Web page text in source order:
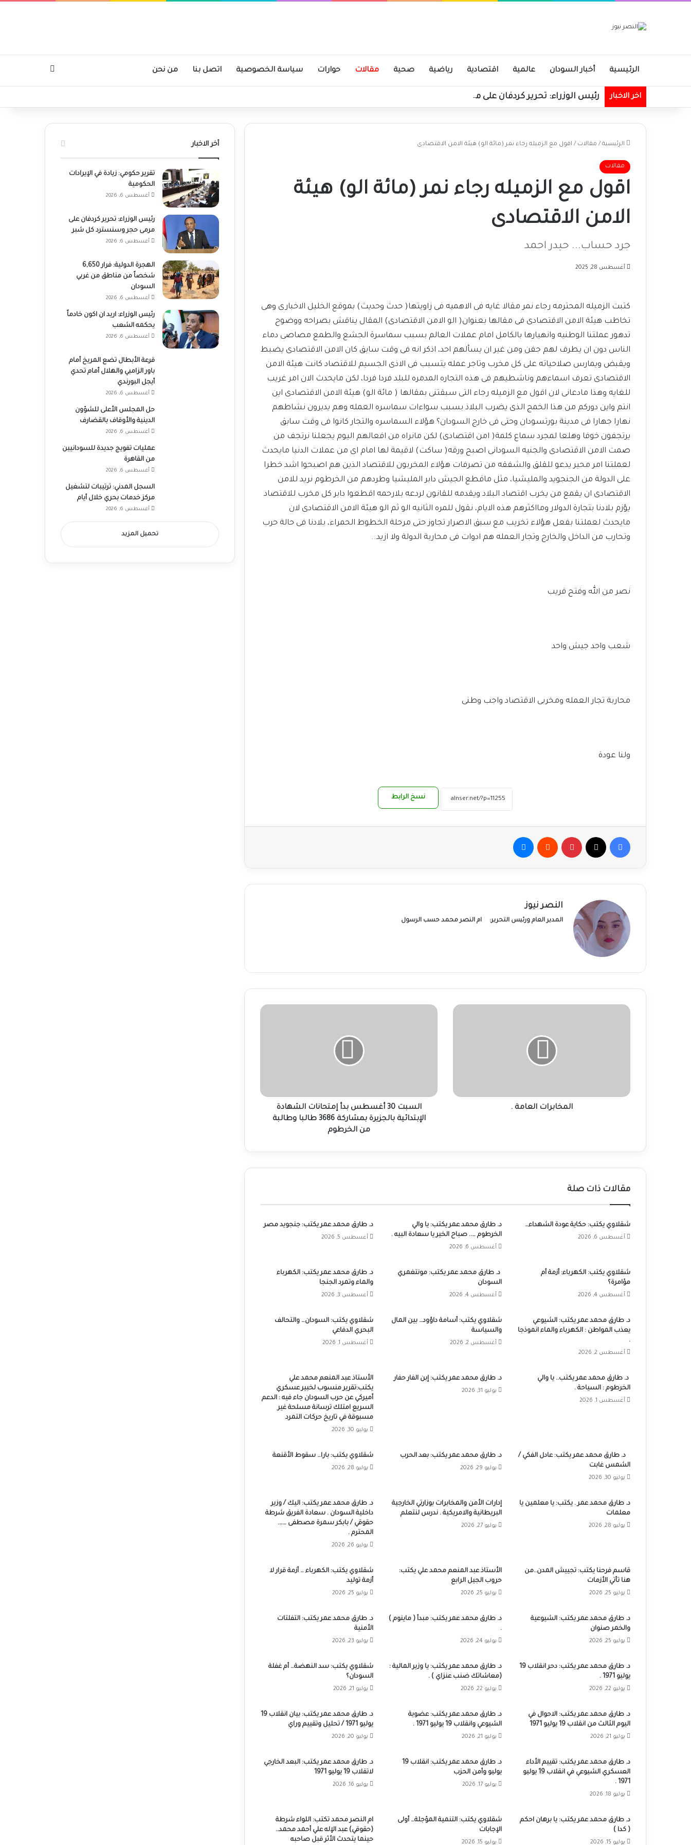
الرئيسية أخبار السودان عالمية اقتصادية رياضية صحية مقالات حوارات سياسة الخصوصية اتصل بنا من نحن
اخر الاخبار رئيس الوزراء: تحرير كردفان على مرمى حجر وسنسترد كل شبر
الرئيسية / مقالات / اقول مع الزميله رجاء نمر (مائة الو) هيئة الامن الاقتصادى
مقالات
اقول مع الزميله رجاء نمر (مائة الو) هيئة
الامن الاقتصادى
جرد حساب... حيدر احمد
أغسطس 28, 2025
كتبت الزميله المحترمه رجاء نمر مقالا غايه فى الاهميه فى زاويتها( حدث وحديث) بموقع الخليل الاخبارى وهى
تخاطب هيئة الامن الاقتصادى فى مقالها بعنوان( الو الامن الاقتصادى) المقال يناقش بصراحه ووضوح
تدهور عملتنا الوطنيه وانهيارها بالكامل امام عملات العالم بسبب سماسرة الجشع والطمع مصاصى دماء
الناس دون ان يطرف لهم جفن ومن غير ان يسألهم احد، اذكر انه فى وقت سابق كان الامن الاقتصادى يضبط
ويقبض ويمارس صلاحياته على كل مخرب وتاجر عمله يتسبب فى الاذى الجسيم للاقتصاد كانت هيئة الامن
الاقتصادى تعرف اسماءهم وناشطيهم فى هذه التجاره المدمره للبلد فردا فردا، لكن مايحدث الان امر غريب
للغايه وهذا مادعانى لان اقول مع الزميله رجاء التى سبقتنى بمقالها ( مائة الو) هيئة الامن الاقتصادى اين
انتم واين دوركم من هذا الخمج الذى يضرب البلاذ بسبب سواءات سماسره العمله وهم يديرون نشاطهم
نهارا جهارا فى مدينة بورتسودان وحتى فى خارج السودان؟ هؤلاء السماسره والتجار كانوا فى وقت سابق
يرتجفون خوفا وهلعا لمجرد سماع كلمة( امن اقتصادى) لكن مانراه من افعالهم اليوم يجعلنا نرتجف من
صمت الامن الاقتصادى والجنيه السودانى اصبح ورقه( ساكت) لاقيمة لها امام اى من عملات الدنيا مايحدث
لعملتنا امر محير يدعو للقلق والشفقه من تصرفات هؤلاء المخربون للاقتصاد الذين هم اصبحوا اشد خطرا
على الدولة من الجنجويد والمليشيا، مثل ماقطع الجيش دابر المليشيا وطردهم من الخرطوم نريد للامن
الاقتصادى ان يقمع من يخرب اقتصاد البلاد ويقدمه للقانون لردعه بلارحمه اقطعوا دابر كل مخرب للاقتصاد
يؤزم بلادنا بتجارة الدولار ومااكثرهم هذه الايام، نقول للمره الثانيه الو ثم الو هيئة الامن الاقتصادى لان
مايحدث لعملتنا بفعل هؤلاء تخريب مع سبق الاصرار تجاوز حتى مرحلة الخطوط الحمراء، بلادنا فى حالة حرب
وتحارب من الداخل والخارج وتجار العمله هم ادوات فى محاربة الدولة ولا ازيد..
نصر من الله وفتح قريب
شعب واحد جيش واحد
محاربة تجار العمله ومخربى الاقتصاد واجب وطنى
ولنا عودة
نسخ الرابط
فيسبوك بينتيريست
النصر نيوز
المدير العام ورئيس التحرير: ام النصر محمد حسب الرسول
المخابرات
المخابرات العامة .
السبت
بمشاركة
طالبا
السبت 30 أغسطس بدأ إمتحانات الشهادة
الإبتدائية بالجزيرة بمشاركة 3686 طالبا وطالبة
من الخرطوم
مقالات ذات صلة
شقلاوي يكتب: حكاية عودة الشهداء…
أغسطس 6, 2026
د. طارق محمد عمر يكتب: يا والي
الخرطوم ….. صباح الخير يا سعادة البيه .
أغسطس 6, 2026
د. طارق محمد عمر يكتب: جنجويد مصر
أغسطس 5, 2026
شقلاوي يكتب: الكهرباء: أزمة أم
مؤامرة؟
أغسطس 4, 2026
د. طارق محمد عمر يكتب: مونتغمري
السودان
أغسطس 4, 2026
د. طارق محمد عمر يكتب: الكهرباء
والماء وتمرد الجنجا
أغسطس 3, 2026
د. طارق محمد عمر يكتب: الشيوعي
يعذب المواطن : الكهرباء والماء انموذجا
.
أغسطس 2, 2026
شقلاوي يكتب: أسامة داؤود… بين المال
والسياسة
أغسطس 2, 2026
شقلاوي يكتب: السودان… والتحالف
البحري الدفاعي
أغسطس 1, 2026
د. طارق محمد عمر يكتب.. يا والي
الخرطوم : السياحة .
أغسطس 1, 2026
د. طارق محمد عمر يكتب: إبن الفار حفار
يوليو 31, 2026
الأستاذ عبد المنعم محمد علي
يكتب:تقرير منسوب لخبير عسكري
أميركي عن حرب السودان جاء فيه : الدعم
السريع امتلك ترسانة مسلحة غير
مسبوقة في تاريخ حركات التمرد
يوليو 30, 2026
د. طارق محمد عمر يكتب: عادل الفكي /
الشمس غابت
يوليو 30, 2026
د. طارق محمد عمر يكتب: بعد الحرب
يوليو 29, 2026
شقلاوي يكتب: بارا… سقوط الأقنعة
يوليو 28, 2026
د. طارق محمد عمر . يكتب: يا معلمين يا
معلمات
يوليو 28, 2026
إدارات الأمن والمخابرات بوزارتي الخارجية
البريطانية والامريكية . ندرس لنتعلم
يوليو 27, 2026
د. طارق محمد عمر يكتب: اليك / وزير
داخلية السودان . سعادة الفريق شرطة
حقوقي / بابكر سمرة مصطفى …….
المحترم .
يوليو 26, 2026
قاسم فرحنا يكتب: تجييش المدن..من
هنا تأتي الأزمات
يوليو 25, 2026
الأستاذ عبد المنعم محمد علي يكتب:
حروب الجيل الرابع
يوليو 25, 2026
شقلاوي يكتب: الكهرباء … أزمة قرار لا
أزمة توليد
يوليو 25, 2026
د. طارق محمد عمر يكتب: الشيوعية
والخمر صنوان
يوليو 25, 2026
د. طارق محمد عمر يكتب: مبدأ ( ماينوم )
.
يوليو 24, 2026
د. طارق محمد عمر يكتب: التفلتات
الأمنية
يوليو 23, 2026
د. طارق محمد عمر يكتب: دحر انقلاب 19
يوليو 1971 .
يوليو 22, 2026
د. طارق محمد عمر يكتب: يا وزير المالية :
(معاشاتك ضنب عنزاي ) .
يوليو 22, 2026
شقلاوي يكتب: سد النهضة… أم غفلة
السودان؟
يوليو 21, 2026
د. طارق محمد عمر يكتب: الاحوال في
اليوم الثالث من انقلاب 19 يوليو 1971
يوليو 21, 2026
د. طارق محمد عمر يكتب: عضوية
الشيوعي وانقلاب 19 يوليو 1971 .
يوليو 21, 2026
د. طارق محمد عمر يكتب: بيان انقلاب 19
يوليو 1971 / تحليل وتقييم وراي
يوليو 20, 2026
د. طارق محمد عمر يكتب: تقييم الأداء
العسكري الشيوعي في انقلاب 19 يوليو
1971 .
يوليو 18, 2026
د. طارق محمد عمر يكتب: انقلاب 19
يوليو وأمن الحزب
يوليو 17, 2026
د. طارق محمد عمر يكتب: البعد الخارجي
لاتقلاب 19 يوليو 1971
يوليو 16, 2026
د. طارق محمد عمر يكتب: يا برهان احكم
( كدا )
يوليو 15, 2026
شقلاوي يكتب: التنمية المؤجلة… أولى
الإجابات
يوليو 15, 2026
ام النصر محمد تكتب: اللواء شرطة
(حقوقي) عبد الإله علي أحمد محمد..
حينما يتحدث الأثر قبل صاحبه
أخر الاخبار
تقرير حكومي: زيادة في الإيرادات
الحكومية
أغسطس 6, 2026
رئيس الوزراء: تحرير كردفان على
مرمى حجر وسنسترد كل شبر
أغسطس 6, 2026
الهجرة الدولية: فرار 6,650
شخصاً من مناطق من غربي
السودان
أغسطس 6, 2026
رئيس الوزراء: اريد ان اكون خادماً
يحكمه الشعب
أغسطس 6, 2026
قرعة الأبطال تضع المريخ أمام
باور الزامبي والهلال أمام تحدي
أيجل البورندي
أغسطس 6, 2026
حل المجلس الأعلى للشؤون
الدينية والأوقاف بالقضارف
أغسطس 6, 2026
عمليات تفويج جديدة للسودانيين
من القاهرة
أغسطس 6, 2026
السجل المدني: ترتيبات لتشغيل
مركز خدمات بحري خلال أيام
أغسطس 6, 2026
تحميل المزيد